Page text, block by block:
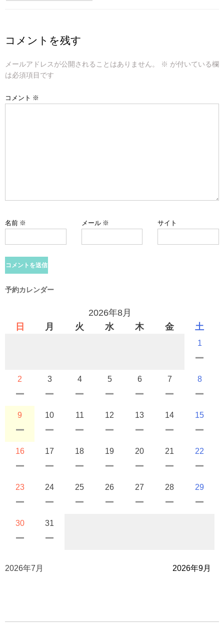
ビ
ゲ
シ
コメントを残す
メールアドレスが公開されることはありません。 ※ が付いている欄
は必須項目です
コメント ※
名前 ※ メール ※ サイト
予約カレンダー
2026年8月
日
月 火 水 木 金 土
1
2 3 4 5 6 7 8
9 10 11 12 13 14 15
16 17 18 19 20 21 22
23 24 25 26 27 28 29
30 31
2026年7月 2026年9月